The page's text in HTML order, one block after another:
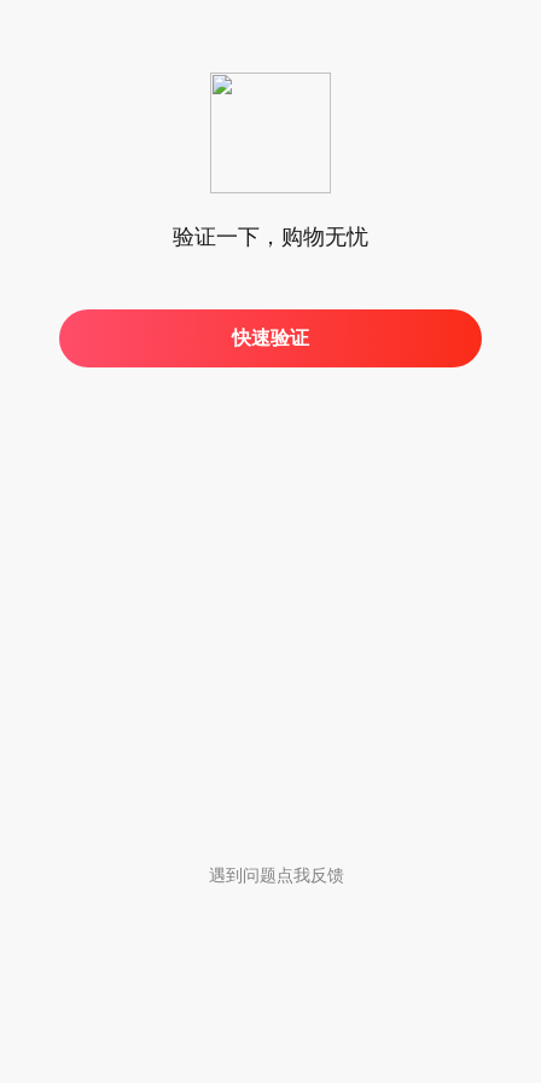
验证一下，购物无忧
快速验证
遇到问题点我反馈